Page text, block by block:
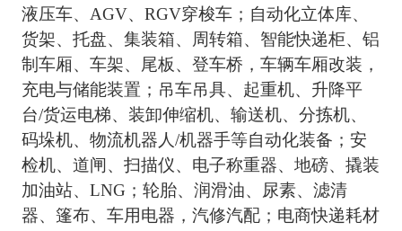
液压车、AGV、RGV穿梭车；自动化立体库、
货架、托盘、集装箱、周转箱、智能快递柜、铝
制车厢、车架、尾板、登车桥，车辆车厢改装，
充电与储能装置；吊车吊具、起重机、升降平
台/货运电梯、装卸伸缩机、输送机、分拣机、
码垛机、物流机器人/机器手等自动化装备；安
检机、道闸、扫描仪、电子称重器、地磅、撬装
加油站、LNG；轮胎、润滑油、尿素、滤清
器、篷布、车用电器，汽修汽配；电商快递耗材